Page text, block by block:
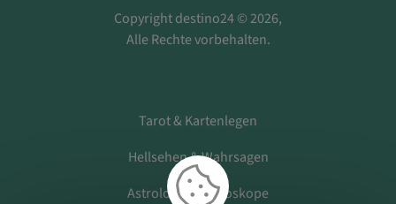
Copyright destino24 © 2026,
Alle Rechte vorbehalten.
Tarot & Kartenlegen
Hellsehen & Wahrsagen
Astrologie & Horoskope